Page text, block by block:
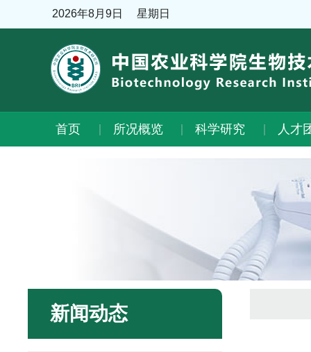
2026年8月9日 星期日
首页 所况概览 科学研究 人才
新闻动态